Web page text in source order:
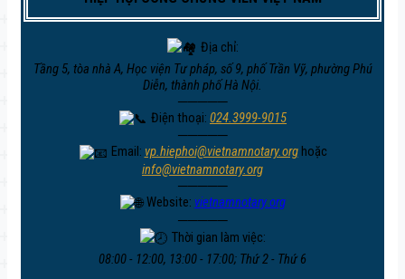
Địa chỉ:
Tầng 5, tòa nhà A, Học viện Tư pháp, số 9, phố Trần Vỹ, phường Phú
Diễn, thành phố Hà Nội.
─────
Điện thoại:024.3999-9015
─────
Email: vp.hiephoi@vietnamnotary.orghoặc
info@vietnamnotary.org
─────
Website: vietnamnotary.org
─────
Thời gian làm việc:
08:00 - 12:00, 13:00 - 17:00; Thứ 2 - Thứ 6